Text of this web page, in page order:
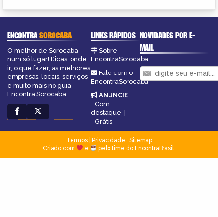
ENCONTRASOROCABA
O melhor de Sorocaba
num só lugar! Dicas, onde
ir, o que fazer, as melhores
empresas, locais, serviços
e muito mais no guia
Encontra Sorocaba.
LINKS RÁPIDOS
Sobre
EncontraSorocaba
Fale com o
EncontraSorocaba
ANUNCIE:
Com
destaque |
Grátis
NOVIDADES POR E-
MAIL
Termos| Privacidade
Sitemap
Criado com
e pelo time do EncontraBrasil